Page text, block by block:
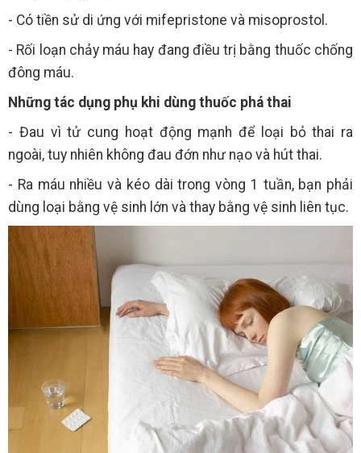
- Có tiền sử di ứng với mifepristone và misoprostol.
- Rối loạn chảy máu hay đang điều trị bằng thuốc chống
đông máu.
Những tác dụng phụ khi dùng thuốc phá thai
- Đau vì tử cung hoạt động mạnh để loại bỏ thai ra
ngoài, tuy nhiên không đau đớn như nạo và hút thai.
- Ra máu nhiều và kéo dài trong vòng 1 tuần, bạn phải
dùng loại bằng vệ sinh lớn và thay bằng vệ sinh liên tục.